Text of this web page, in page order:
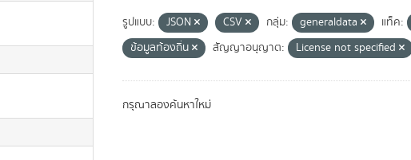
รูปแบบ: JSON CSV กลุ่ม: generaldata แท็ค:
ข้อมูลท้องถิ่น
สัญญาอนุญาต: License not specified
กรุณาลองค้นหาใหม่